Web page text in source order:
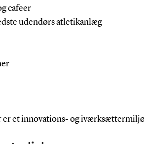
cafeer
udendørs atletikanlæg
er et innovations- og